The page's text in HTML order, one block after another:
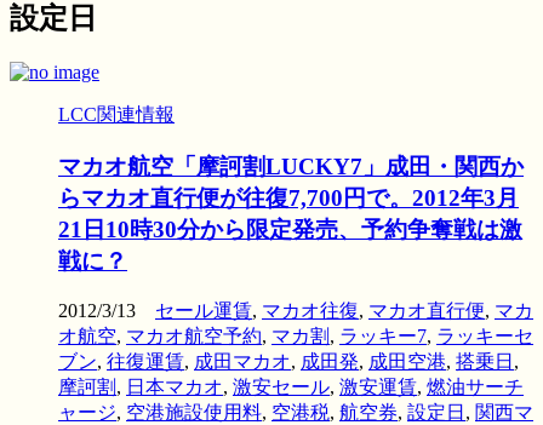
設定日
LCC関連情報
マカオ航空「摩訶割LUCKY7」成田・関西か
らマカオ直行便が往復7,700円で。2012年3月
21日10時30分から限定発売、予約争奪戦は激
戦に？
2012/3/13 セール運賃, マカオ往復, マカオ直行便, マカ
オ航空, マカオ航空予約, マカ割 , ラッキー7, ラッキーセ
ブン, 往復運賃, 成田マカオ, 成田発, 成田空港, 搭乗日 ,
摩訶割 , 日本マカオ, 激安セール, 激安運賃, 燃油サーチ
ャージ, 空港施設使用料, 空港税, 航空券, 設定日 , 関西マ